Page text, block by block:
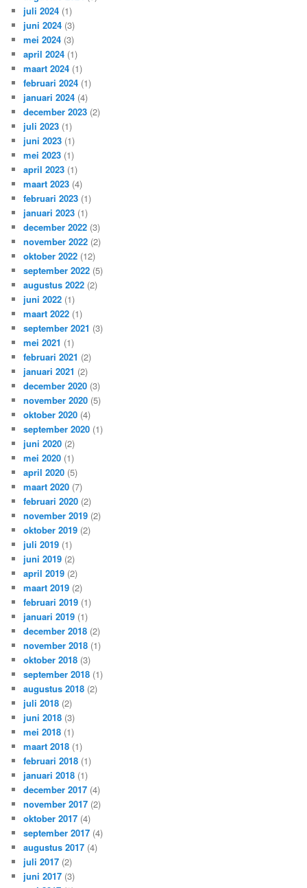
juli 2024 (1)
juni 2024 (3)
mei 2024 (3)
april 2024 (1)
maart 2024 (1)
februari 2024 (1)
januari 2024 (4)
december 2023 (2)
juli 2023 (1)
juni 2023 (1)
mei 2023 (1)
april 2023 (1)
maart 2023 (4)
februari 2023 (1)
januari 2023 (1)
december 2022 (3)
november 2022 (2)
oktober 2022 (12)
september 2022 (5)
augustus 2022 (2)
juni 2022 (1)
maart 2022 (1)
september 2021 (3)
mei 2021 (1)
februari 2021 (2)
januari 2021 (2)
december 2020 (3)
november 2020 (5)
oktober 2020 (4)
september 2020 (1)
juni 2020 (2)
mei 2020 (1)
april 2020 (5)
maart 2020 (7)
februari 2020 (2)
november 2019 (2)
oktober 2019 (2)
juli 2019 (1)
juni 2019 (2)
april 2019 (2)
maart 2019 (2)
februari 2019 (1)
januari 2019 (1)
december 2018 (2)
november 2018 (1)
oktober 2018 (3)
september 2018 (1)
augustus 2018 (2)
juli 2018 (2)
juni 2018 (3)
mei 2018 (1)
maart 2018 (1)
februari 2018 (1)
januari 2018 (1)
december 2017 (4)
november 2017 (2)
oktober 2017 (4)
september 2017 (4)
augustus 2017 (4)
juli 2017 (2)
juni 2017 (3)